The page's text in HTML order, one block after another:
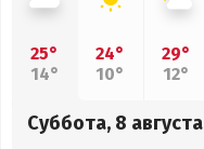
25°
14°
24°
10°
29°
12°
Суббота, 8 августа